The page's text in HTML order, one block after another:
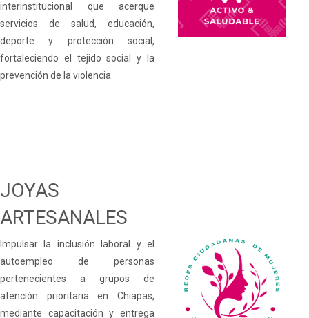
interinstitucional que acerque
servicios de salud, educación,
deporte y protección social,
fortaleciendo el tejido social y la
prevención de la violencia.
JOYAS
ARTESANALES
Impulsar la inclusión laboral y el
autoempleo de personas
pertenecientes a grupos de
atención prioritaria en Chiapas,
mediante capacitación y entrega